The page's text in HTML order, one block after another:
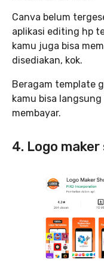
Canva belum
aplikasi editing hp
kamu juga bisa
disediakan, kok.
Beragam template
kamu bisa
membayar.
4. Logo maker